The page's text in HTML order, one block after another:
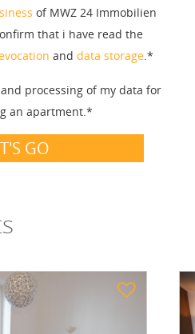
of MWZ 24 Immobilien
that i have read the
and data storage.*
processing of my data for
an apartment.*
GO